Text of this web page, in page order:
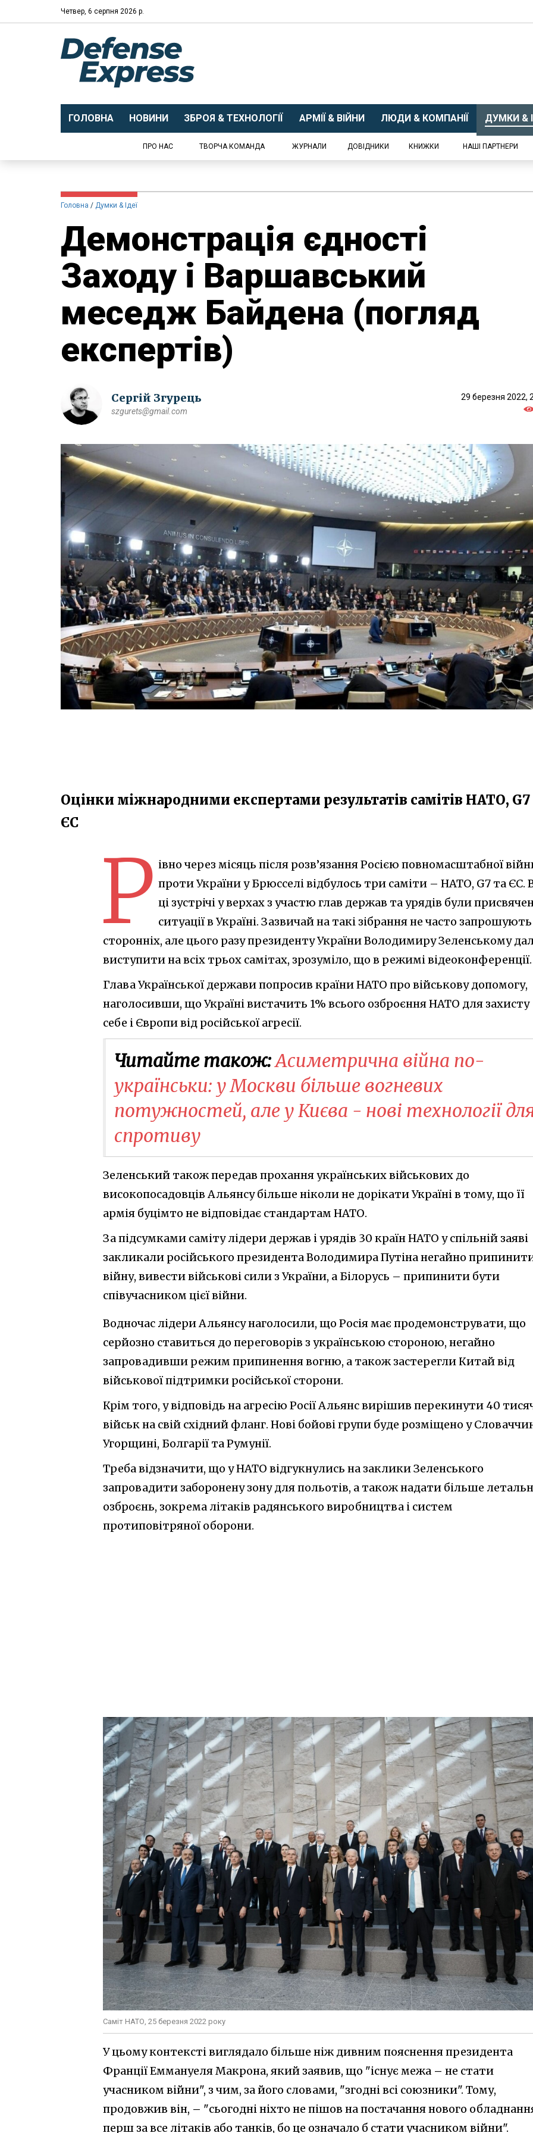
Четвер, 6 серпня 2026 р.
ГОЛОВНА НОВИНИ ЗБРОЯ & ТЕХНОЛОГІЇ АРМІЇ & ВІЙНИ ЛЮДИ & КОМПАНІЇ ДУМКИ &
ПРО НАС ТВОРЧА КОМАНДА ЖУРНАЛИ ДОВІДНИКИ КНИЖКИ НАШІ ПАРТНЕРИ
Головна Думки & Ідеї
Демонстрація єдності
Заходу і Варшавський
меседж Байдена (погляд
експертів)
Сергій Згурець
szgurets@gmail.com
29 березня 2022,
Оцінки міжнародними експертами результатів самітів НАТО, G7
ЄС
Р івно через місяць після розв’язання Росією повномасштабної
проти України у Брюсселі відбулось три саміти – НАТО, G7 та ЄС.
ці зустрічі у верхах з участю глав держав та урядів були
ситуації в Україні. Зазвичай на такі зібрання не часто запрошують
сторонніх, але цього разу президенту України Володимиру Зеленському
виступити на всіх трьох самітах, зрозуміло, що в режимі відеоконференції.
Глава Української держави попросив країни НАТО про військову допомогу,
наголосивши, що Україні вистачить 1% всього озброєння НАТО для захисту
себе і Європи від російської агресії.
Читайте також:Асиметрична війна по-
українськи: у Москви більше вогневих
потужностей, але у Києва - нові технології
спротиву
Зеленський також передав прохання українських військових до
високопосадовців Альянсу більше ніколи не дорікати Україні в тому, що її
армія буцімто не відповідає стандартам НАТО.
За підсумками саміту лідери держав і урядів 30 країн НАТО у спільній заяві
закликали російського президента Володимира Путіна негайно
війну, вивести військові сили з України, а Білорусь – припинити бути
співучасником цієї війни.
Водночас лідери Альянсу наголосили, що Росія має продемонструвати, що
серйозно ставиться до переговорів з українською стороною, негайно
запровадивши режим припинення вогню, а також застерегли Китай від
військової підтримки російської сторони.
Крім того, у відповідь на агресію Росії Альянс вирішив перекинути 40
військ на свій східний фланг. Нові бойові групи буде розміщено у
Угорщині, Болгарії та Румунії.
Треба відзначити, що у НАТО відгукнулись на заклики Зеленського
запровадити заборонену зону для польотів, а також надати більше
озброєнь, зокрема літаків радянського виробництва і систем
протиповітряної оборони.
Саміт НАТО, 25 березня 2022 року
У цьому контексті виглядало більше ніж дивним пояснення президента
Франції Еммануеля Макрона, який заявив, що "існує межа – не стати
учасником війни", з чим, за його словами, "згодні всі союзники". Тому,
продовжив він, – "сьогодні ніхто не пішов на постачання нового
перш за все літаків або танків, бо це означало б стати учасником війни".